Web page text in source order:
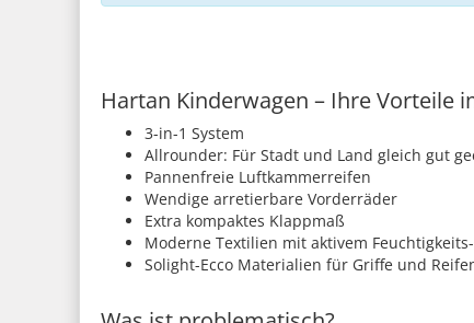
Hartan Kinderwagen – Ihre Vorteile
3-in-1 System
Allrounder: Für Stadt und Land gleich gut
Pannenfreie Luftkammerreifen
Wendige arretierbare Vorderräder
Extra kompaktes Klappmaß
Moderne Textilien mit aktivem
Solight-Ecco Materialien für Griffe und